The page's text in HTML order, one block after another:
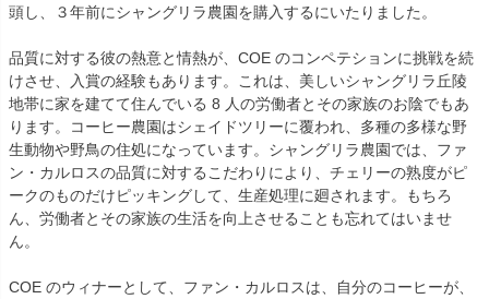
頭し、３年前にシャングリラ農園を購入するにいたりました。
品質に対する彼の熱意と情熱が、COE のコンペテションに挑戦を続
けさせ、入賞の経験もあります。これは、美しいシャングリラ丘陵
地帯に家を建てて住んでいる 8 人の労働者とその家族のお陰でもあ
ります。コーヒー農園はシェイドツリーに覆われ、多種の多様な野
生動物や野鳥の住処になっています。シャングリラ農園では、ファ
ン・カルロスの品質に対するこだわりにより、チェリーの熟度がピ
ークのものだけピッキングして、生産処理に廻されます。もちろ
ん、労働者とその家族の生活を向上させることも忘れてはいませ
ん。
COE のウィナーとして、ファン・カルロスは、自分のコーヒーが、